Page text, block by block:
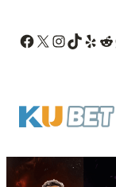
Facebook
X